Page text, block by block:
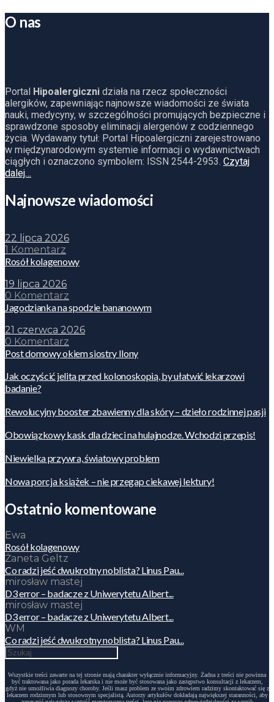
O nas
Portal Hipoalergiczni działa na rzecz społeczności
alergików, zapewniając najnowsze wiadomości ze świata
nauki, medycyny, w szczególności promujących bezpieczne i
sprawdzone sposoby eliminacji alergenów z codziennego
życia. Wydawany tytuł: Portal Hipoalergiczni zarejestrowano
w międzynarodowym systemie informacji o wydawnictwach
ciągłych i oznaczono symbolem: ISSN 2544-2953. Czytaj
dalej…
Najnowsze wiadomości
22 lipca 2026
1 Komentarz
Rosół kolagenowy
19 lipca 2026
0 Komentarz
Jagodzianka na spodzie bananowym
21 czerwca 2026
0 Komentarz
Post domowy okiem siostry Ilony
Jak oczyścić jelita przed kolonoskopią, by ułatwić lekarzowi
badanie?
Rewolucyjny booster zbawienny dla skóry – dzieło rodzinnej pasji
Obowiązkowy kask dla dzieci na hulajnodze. Wchodzi przepis!
Niewielka przywra, światowy problem
Nowa porcja książek – nie przegap ciekawej lektury!
Ostatnio komentowane
Ewa
Rosół kolagenowy
Żaneta Geltz
Co radzi jeść dwukrotny noblista? Linus Pau...
mirosław mastej
D3 error – badacze z Uniwerytetu Albert...
mirosław mastej
D3 error – badacze z Uniwerytetu Albert...
WM
Co radzi jeść dwukrotny noblista? Linus Pau...
Wszystkie treści zawarte na tej stronie mają charakter wyłącznie informacyjny. Żadna z treści nie powinna
być traktowana jako porada lekarska i nie może być stosowana jako zastępstwo konsultacji z lekarzem,
gdyż nie umożliwia diagnozy choroby. Jeśli masz problem ze swoim zdrowiem radzimy skontaktować się z
lekarzem rodzinnym lub stosownym specjalistą. Autorzy artykułów dokładają największej staranności, aby